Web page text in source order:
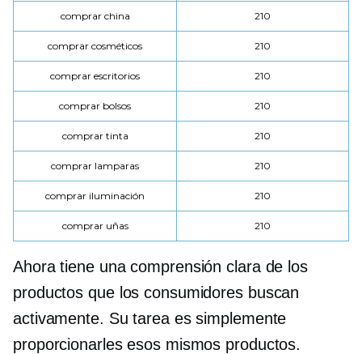
comprar china 210
comprar cosméticos 210
comprar escritorios 210
comprar bolsos 210
comprar tinta 210
comprar lamparas 210
comprar iluminación 210
comprar uñas 210
Ahora tiene una comprensión clara de los
productos que los consumidores buscan
activamente. Su tarea es simplemente
proporcionarles esos mismos productos.